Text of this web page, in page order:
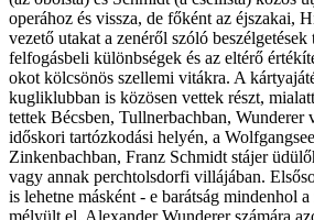
operához és vissza, de főként az éjszakai,
vezető utakat a zenéről szóló
felfogásbeli különbségek és az eltérő
okot kölcsönös szellemi vitákra. A
kugliklubban is közösen vettek részt,
tettek Bécsben, Tullnerbachban, Wunderer
időskori tartózkodási helyén, a
Zinkenbachban, Franz Schmidt stájer
vagy annak perchtolsdorfi villájában.
is lehetne másként - e barátság mindenhol
mélyült el. Alexander Wunderer számára